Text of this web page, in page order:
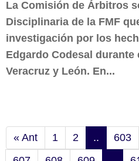
La Comisión de Árbitros
Disciplinaria de la FMF
investigación por los
Edgardo Codesal durante
Veracruz y León. En...
« Ant 1 2 .. 603